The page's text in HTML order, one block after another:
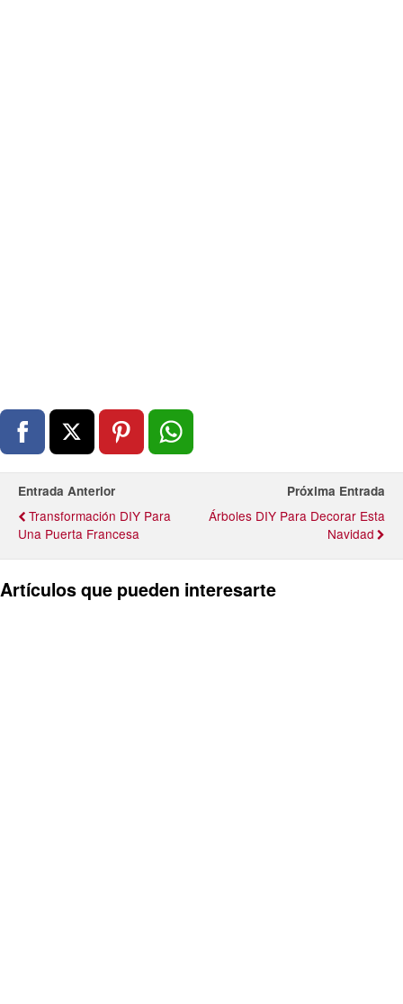
Entrada Anterior
Transformación DIY Para
Una Puerta Francesa
Próxima Entrada
Árboles DIY Para Decorar Esta
Navidad
Artículos que pueden interesarte